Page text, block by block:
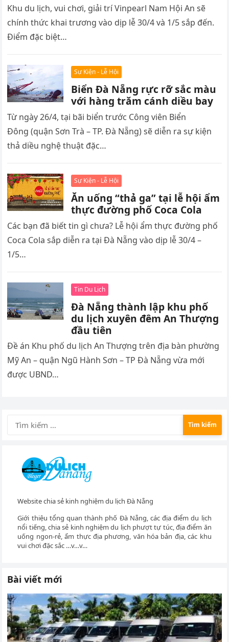
Khu du lịch, vui chơi, giải trí Vinpearl Nam Hội An sẽ
chính thức khai trương vào dịp lễ 30/4 và 1/5 sắp đến.
Điểm đặc biệt…
Sự Kiện - Lễ Hội
Biển Đà Nẵng rực rỡ sắc màu
với hàng trăm cánh diều bay
Từ ngày 26/4, tại bãi biển trước Công viên Biển
Đông (quận Sơn Trà – TP. Đà Nẵng) sẽ diễn ra sự kiện
thả diều nghệ thuật đặc…
Sự Kiện - Lễ Hội
Ăn uống “thả ga” tại lễ hội ẩm
thực đường phố Coca Cola
Các bạn đã biết tin gì chưa? Lễ hội ẩm thực đường phố
Coca Cola sắp diễn ra tại Đà Nẵng vào dịp lễ 30/4 –
1/5…
Tin Du Lịch
Đà Nẵng thành lập khu phố
du lịch xuyên đêm An Thượng
đầu tiên
Đề án Khu phố du lịch An Thượng trên địa bàn phường
Mỹ An – quận Ngũ Hành Sơn – TP Đà Nẵng vừa mới
được UBND…
Tìm
kiếm
Website chia sẻ kinh nghiệm du lịch Đà Nẵng
Giới thiệu tổng quan thành phố Đà Nẵng, các địa điểm du lịch
nổi tiếng, chia sẻ kinh nghiệm du lịch phượt tự túc, địa điểm ăn
uống ngon-rẻ, ẩm thực địa phương, văn hóa bản địa, các khu
vui chơi đặc sắc …v…v…
Bài viết mới